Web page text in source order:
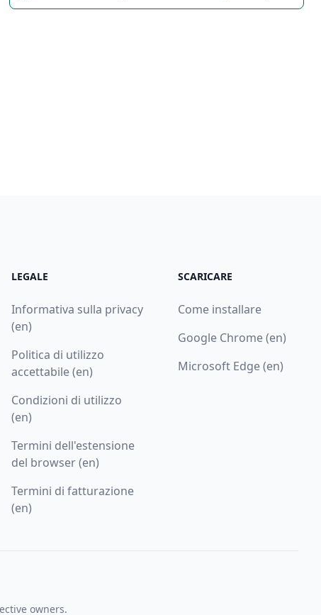
LEGALE
Informativa sulla privacy
(en)
Politica di utilizzo
accettabile (en)
Condizioni di utilizzo
(en)
Termini dell'estensione
del browser (en)
Termini di fatturazione
(en)
SCARICARE
Come installare
Google Chrome (en)
Microsoft Edge (en)
owners.